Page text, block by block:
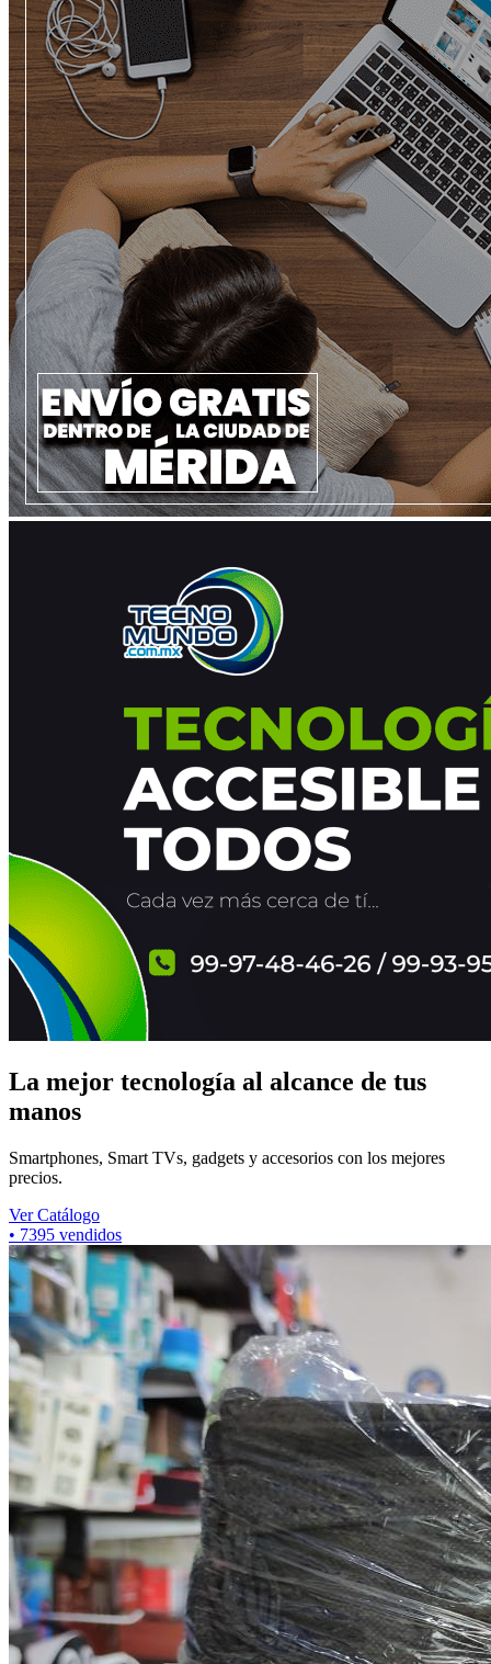
La mejor tecnología al alcance de tus
manos
Smartphones, Smart TVs, gadgets y accesorios con los mejores
precios.
Ver Catálogo
• 7395 vendidos